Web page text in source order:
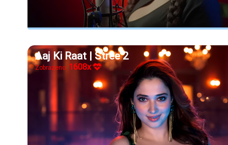
Aaj Ki Raat | Stree 2
Zobrazeno: 1608x